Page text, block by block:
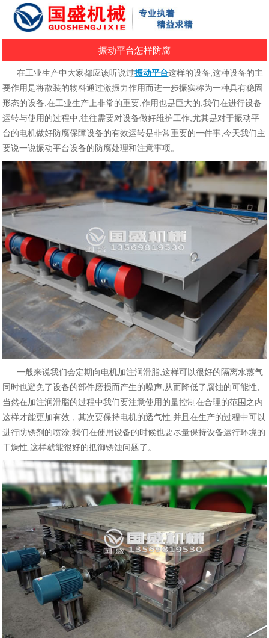
振动平台怎样防腐
在工业生产中大家都应该听说过振动平台这样的设备,这种设备的主
要作用是将散装的物料通过激振力作用而进一步振实称为一种具有稳固
形态的设备,在工业生产上非常的重要,作用也是巨大的,我们在进行设备
运转与使用的过程中,往往需要对设备做好维护工作,尤其是对于振动平
台的电机做好防腐保障设备的有效运转是非常重要的一件事,今天我们主
要说一说振动平台设备的防腐处理和注意事项。
一般来说我们会定期向电机加注润滑脂,这样可以很好的隔离水蒸气
同时也避免了设备的部件磨损而产生的噪声,从而降低了腐蚀的可能性,
当然在加注润滑脂的过程中我们要注意使用的量控制在合理的范围之内
这样才能更加有效，其次要保持电机的透气性,并且在生产的过程中可以
进行防锈剂的喷涂,我们在使用设备的时候也要尽量保持设备运行环境的
干燥性,这样就能很好的抵御锈蚀问题了。